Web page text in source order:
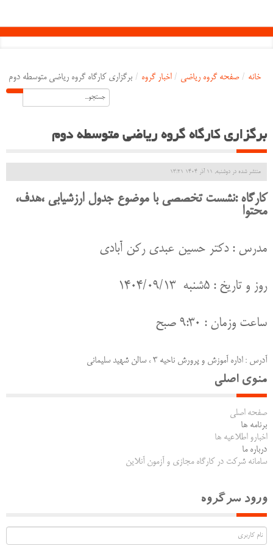
خانه / صفحه گروه ریاضی / اخبار گروه / برگزاری کارگاه گروه ریاضی متوسطه دوم
برگزاری کارگاه گروه ریاضی متوسطه دوم
منتشر شده در دوشنبه, 11 آذر 1404 13:21
کارگاه :نشست تخصصی با موضوع جدول ارزشیابی ،هدف،
محتوا
مدرس : دکتر حسین عبدی رکن آبادی
روز و تاریخ : 5شنبه 1404/09/13
ساعت وزمان : 9:30 صبح
آدرس : اداره آموزش و پرورش ناحیه 3 ، سالن شهید سلیمانی
منوی اصلی
صفحه اصلی
برنامه ها
اخبارو اطلاعیه ها
درباره ما
سامانه شرکت در کارگاه مجازی و آزمون آنلاین
ورود سرگروه